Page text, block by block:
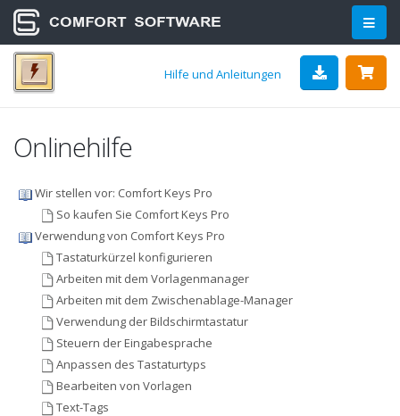
Hilfe und Anleitungen
Onlinehilfe
Wir stellen vor: Comfort Keys Pro
So kaufen Sie Comfort Keys Pro
Verwendung von Comfort Keys Pro
Tastaturkürzel konfigurieren
Arbeiten mit dem Vorlagenmanager
Arbeiten mit dem Zwischenablage-Manager
Verwendung der Bildschirmtastatur
Steuern der Eingabesprache
Anpassen des Tastaturtyps
Bearbeiten von Vorlagen
Text-Tags